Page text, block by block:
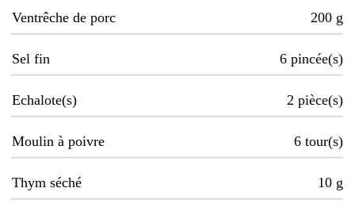
Ventrêche de porc 200 g
Sel fin 6 pincée(s)
Echalote(s) 2 pièce(s)
Moulin à poivre 6 tour(s)
Thym séché 10 g